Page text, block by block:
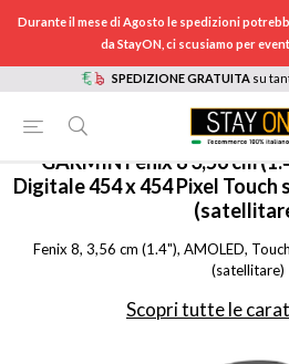
Durante il mese di Agosto le spedizioni
da StayON, ci scusiamo per
SPEDIZIONE GRATUITA su
HOME WEARABLE /
GARMIN Fenix 8 3,56 cm
Digitale 454 x 454 Pixel Touch
Fenix 8, 3,56 cm (1.4"), AMOLED,
(satellitare)
Scopri tutte le